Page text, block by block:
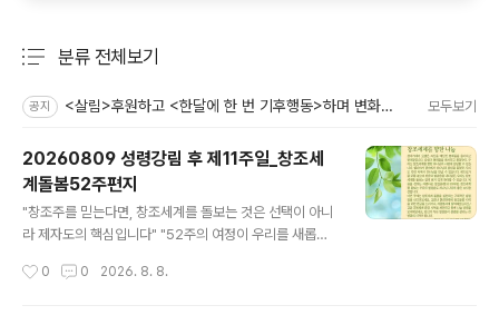
분류 전체보기
공지 <살림>후원하고 <한달에 한 번 기후행동>하며 변화를 만들어가요! 모두보기
20260809 성령강림 후 제11주일_창조세
계돌봄52주편지
"창조주를 믿는다면, 창조세계를 돌보는 것은 선택이 아니
라 제자도의 핵심입니다" "52주의 여정이 우리를 새롭게
과 구체적인 실천 가이드를 제공하는 영성·생태 통합 프로
0 0 2026. 8. 8.